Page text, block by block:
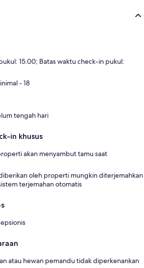
15.00; Batas waktu check-in pukul:
- 18
tengah hari
in khusus
akan menyambut tamu saat
oleh properti mungkin diterjemahkan
terjemahan otomatis
atau hewan pemandu tidak diperkenankan